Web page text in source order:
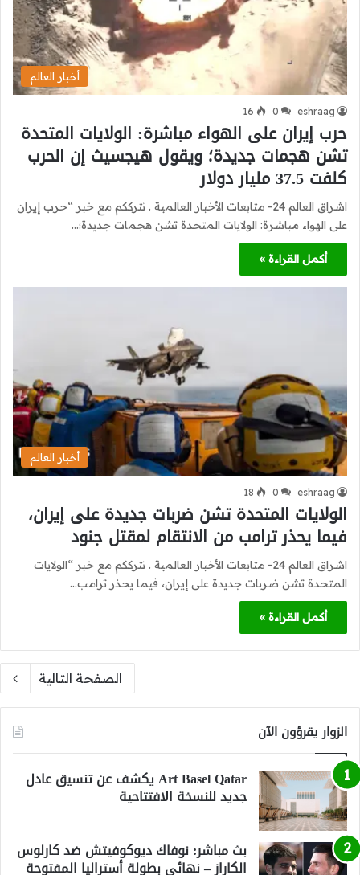
أخبار العالم
eshraag
0
16
حرب إيران على الهواء مباشرة: الولايات المتحدة
تشن هجمات جديدة؛ ويقول هيجسيث إن الحرب
كلفت 37.5 مليار دولار
اشراق العالم 24- متابعات الأخبار العالمية . نترككم مع خبر “حرب إيران
على الهواء مباشرة: الولايات المتحدة تشن هجمات جديدة؛…
أكمل القراءة »
أخبار العالم
eshraag
0
18
الولايات المتحدة تشن ضربات جديدة على إيران،
فيما يحذر ترامب من الانتقام لمقتل جنود
اشراق العالم 24- متابعات الأخبار العالمية . نترككم مع خبر “الولايات
المتحدة تشن ضربات جديدة على إيران، فيما يحذر ترامب…
أكمل القراءة »
الصفحة التالية
الزوار يقرؤون الآن
Art Basel Qatar يكشف عن تنسيق عادل
جديد للنسخة الافتتاحية
بث مباشر: نوفاك ديوكوفيتش ضد كارلوس
الكاراز – نهائي بطولة أستراليا المفتوحة